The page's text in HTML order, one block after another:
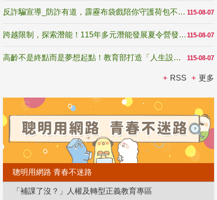
115-08-07
反詐騙宣導_防詐有道，霹靂布袋戲陪你守護荷包不受騙
115-08-07
跨越限制，探索潛能！115年多元潛能發展夏令營發掘生命無限可能
115-08-07
高齡不是終點而是夢想起點！教育部打造「人生設計夢工場」 參展第3屆高齡健康產業博覽會
RSS 更多
聰明用網路 青春不迷路
「補課了沒？」人權及轉型正義教育專區